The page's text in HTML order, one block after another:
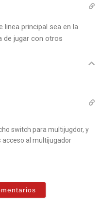
linea principal sea en la
de jugar con otros
switch para multijugdor, y
acceso al multijugador